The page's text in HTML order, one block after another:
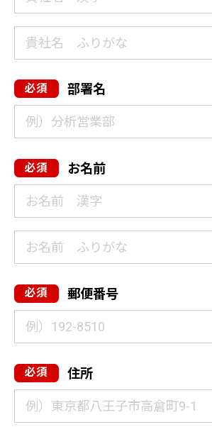
部署名
お名前
郵便番号
住所